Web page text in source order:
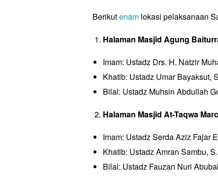
SOSIAL
SOSIAL
Berikutenam lokasi pelaksanaan
Halaman Masjid Agung
Imam: Ustadz Drs. H. Natzir
Khatib: Ustadz Umar Bayaksut,
Bilal: Ustadz Muhsin Abdullah
Halaman Masjid At-Taqwa
Imam: Ustadz Serda Aziz Fajar
Khatib: Ustadz Amran Sambu,
Bilal: Ustadz Fauzan Nuri